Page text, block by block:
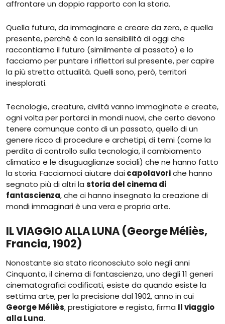
affrontare un doppio rapporto con la storia.
Quella futura, da immaginare e creare da zero, e quella
presente, perché è con la sensibilità di oggi che
raccontiamo il futuro (similmente al passato) e lo
facciamo per puntare i riflettori sul presente, per capire
la più stretta attualità. Quelli sono, però, territori
inesplorati.
Tecnologie, creature, civiltà vanno immaginate e create,
ogni volta per portarci in mondi nuovi, che certo devono
tenere comunque conto di un passato, quello di un
genere ricco di procedure e archetipi, di temi (come la
perdita di controllo sulla tecnologia, il cambiamento
climatico e le disuguaglianze sociali) che ne hanno fatto
la storia. Facciamoci aiutare daicapolavoriche hanno
segnato più di altri la storia del cinema di
fantascienza, che ci hanno insegnato la creazione di
mondi immaginari è una vera e propria arte.
IL VIAGGIO ALLA LUNA (George Méliès,
Francia, 1902)
Nonostante sia stato riconosciuto solo negli anni
Cinquanta, il cinema di fantascienza, uno degli 11 generi
cinematografici codificati, esiste da quando esiste la
settima arte, per la precisione dal 1902, anno in cui
George Méliès, prestigiatore e regista, firma Il viaggio
alla Luna.